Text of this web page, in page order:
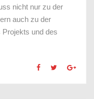
nicht nur zu der
auch zu der
und des